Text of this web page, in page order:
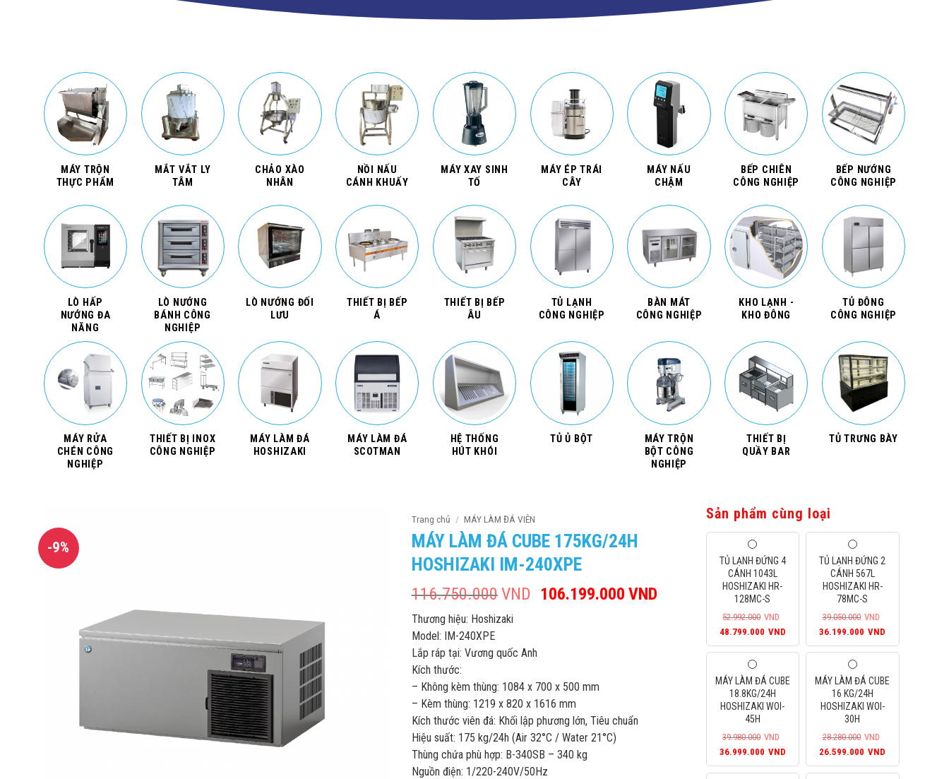
MÁY TRỘN
THỰC PHẨM
MẮT VẮT LY
TÂM
CHẢO XÀO
NHÂN
NỒI NẤU
CÁNH KHUẤY
MÁY XAY SINH
TỐ
MÁY ÉP TRÁI
CÂY
MÁY NẤU
CHẬM
BẾP CHIÊN
CÔNG NGHIỆP
BẾP NƯỚNG
CÔNG NGHIỆP
LÒ HẤP
NƯỚNG ĐA
NĂNG
LÒ NƯỚNG
BÁNH CÔNG
NGHIỆP
LÒ NƯỚNG ĐỐI
LƯU
THIẾT BỊ BẾP
Á
THIẾT BỊ BẾP
ÂU
TỦ LẠNH
CÔNG NGHIỆP
BÀN MÁT
CÔNG NGHIỆP
KHO LẠNH -
KHO ĐÔNG
TỦ ĐÔNG
CÔNG NGHIỆP
MÁY RỬA
CHÉN CÔNG
NGHIỆP
THIẾT BỊ INOX
CÔNG NGHIỆP
MÁY LÀM ĐÁ
HOSHIZAKI
MÁY LÀM ĐÁ
SCOTMAN
HỆ THỐNG
HÚT KHÓI
TỦ Ủ BỘT
MÁY TRỘN
BỘT CÔNG
NGHIỆP
THIẾT BỊ
QUẦY BAR
TỦ TRƯNG BÀY
-9%
Trang chủ / MÁY LÀM ĐÁ VIÊN
MÁY LÀM ĐÁ CUBE 175KG/24H
HOSHIZAKI IM-240XPE
116.750.000VND
Giá
106.199.000 VND
106.199.000VND.
Thương hiệu: Hoshizaki
Model: IM-240XPE
Lắp ráp tại: Vương quốc Anh
Kích thước:
– Không kèm thùng: 1084 x 700 x 500 mm
– Kèm thùng: 1219 x 820 x 1616 mm
Kích thước viên đá: Khối lập phương lớn, Tiêu chuẩn
Hiệu suất: 175 kg/24h (Air 32°C / Water 21°C)
Thùng chứa phù hợp: B-340SB – 340 kg
Nguồn điện: 1/220-240V/50Hz
Sản phẩm cùng loại
TỦ LẠNH ĐỨNG 4
CÁNH 1043L
HOSHIZAKI HR-
128MC-S
52.992.000 VND
Giá
gốc
52.992.000VND.
48.799.000 VND
hiện
là:
48.799.000VND.
TỦ LẠNH ĐỨNG 2
CÁNH 567L
HOSHIZAKI HR-
78MC-S
39.050.000 VND
Giá
gốc
39.050.000VND.
36.199.000 VND
hiện
là:
MÁY LÀM ĐÁ CUBE
18.8KG/24H
HOSHIZAKI WOI-
45H
39.980.000 VND
Giá
gốc
36.999.000 VND
hiện
MÁY LÀM ĐÁ CUBE
16 KG/24H
HOSHIZAKI WOI-
30H
28.280.000 VND
Giá
gốc
26.599.000 VND
hiện